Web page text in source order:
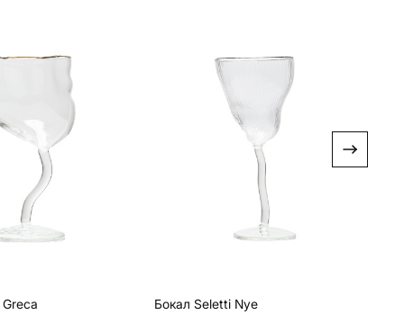
Бокал Seletti Nye